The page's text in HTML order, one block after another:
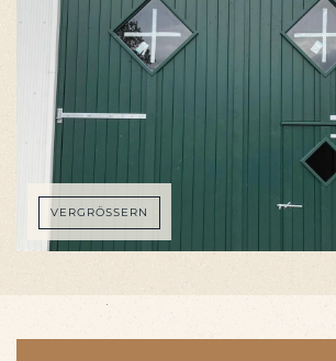
VERGRÖSSERN